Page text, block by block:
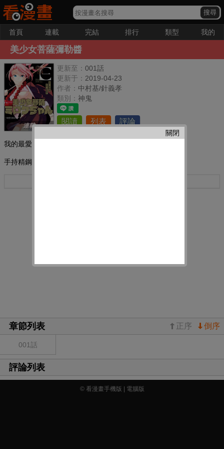
首頁 連載 完結 排行 類型 我的
美少女菩薩彌勒醬
連載
更新至： 001話
更新于： 2019-04-23
作者： 中村基/針義孝
類別： 神鬼
閱讀 列表 評論
我的最愛：
手持精鋼博伊刀,大慈大悲渡世人。
章節列表 倒序
正序
001話
評論列表
關閉
© 看漫畫手機版 | 電腦版